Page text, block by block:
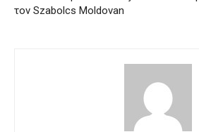
τον Szabolcs Moldovan